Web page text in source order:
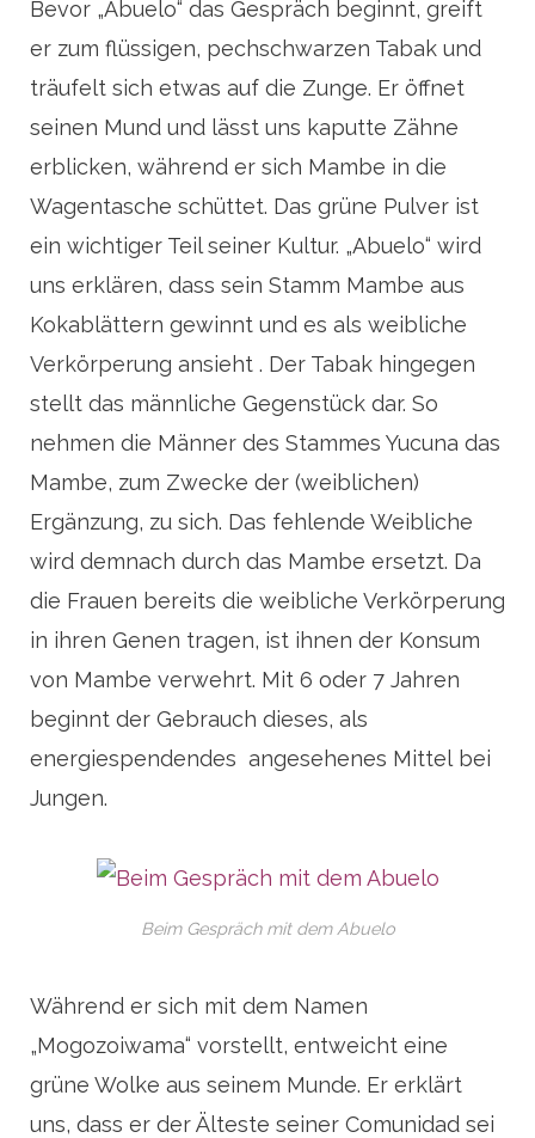
Bevor „Abuelo“ das Gespräch beginnt, greift
er zum flüssigen, pechschwarzen Tabak und
träufelt sich etwas auf die Zunge. Er öffnet
seinen Mund und lässt uns kaputte Zähne
erblicken, während er sich Mambe in die
Wagentasche schüttet. Das grüne Pulver ist
ein wichtiger Teil seiner Kultur. „Abuelo“ wird
uns erklären, dass sein Stamm Mambe aus
Kokablättern gewinnt und es als weibliche
Verkörperung ansieht . Der Tabak hingegen
stellt das männliche Gegenstück dar. So
nehmen die Männer des Stammes Yucuna das
Mambe, zum Zwecke der (weiblichen)
Ergänzung, zu sich. Das fehlende Weibliche
wird demnach durch das Mambe ersetzt. Da
die Frauen bereits die weibliche Verkörperung
in ihren Genen tragen, ist ihnen der Konsum
von Mambe verwehrt. Mit 6 oder 7 Jahren
beginnt der Gebrauch dieses, als
energiespendendes angesehenes Mittel bei
Jungen.
Beim Gespräch mit dem Abuelo
Während er sich mit dem Namen
„Mogozoiwama“ vorstellt, entweicht eine
grüne Wolke aus seinem Munde. Er erklärt
uns, dass er der Älteste seiner Comunidad sei